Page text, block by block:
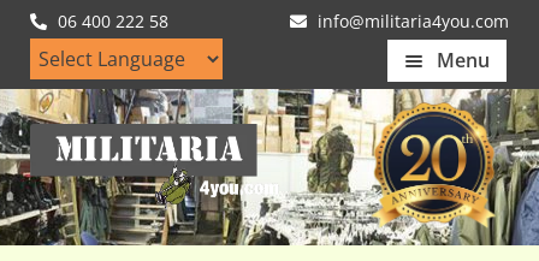
06 400 222 58 info@militaria4you.com
Menu
Home
Artikelen
Nieuws
Ga
door
naar
navigatie
Ga
naar
de
inhoud